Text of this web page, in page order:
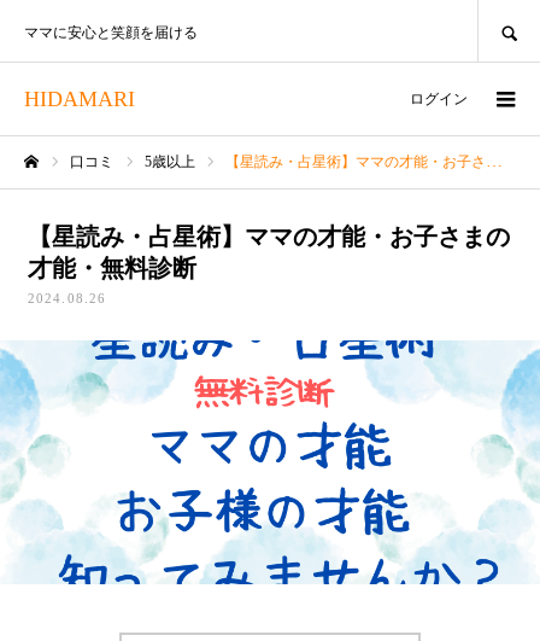
HIDAMARI
ママに安心と笑顔を届ける
ログイン
口コミ 5歳以上 【星読み・占星術】ママの才能・お子さまの才能・無料診断
【星読み・占星術】ママの才能・お子さまの
才能・無料診断
2024.08.26